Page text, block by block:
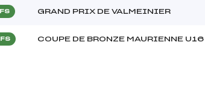
GRAND PRIX DE VALMEINIER
COUPE DE BRONZE MAURIENNE U16